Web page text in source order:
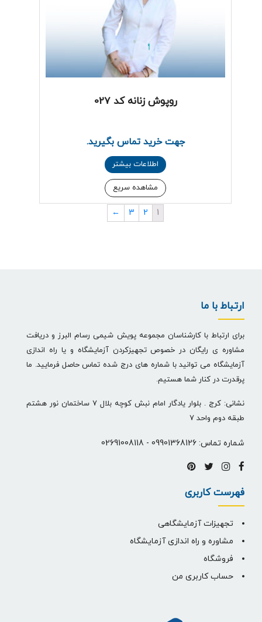
روپوش زنانه کد 027
جهت خرید تماس بگیرید.
اطلاعات بیشتر
مشاهده سریع
1
2
3
←
ارتباط با ما
برای ارتباط با کارشناسان مجموعه پویش شیمی رسام البرز و دریافت
مشاوره ی رایگان در خصوص تجهیزکردن آزمایشگاه و یا راه اندازی
آزمایشگاه می توانید با شماره های درج شده تماس حاصل فرمایید. ما
پرقدرت در کنار شما هستیم.
نشانی: کرج . بلوار یادگار امام نبش کوچه بلال 7 ساختمان نور هشتم
طبقه دوم واحد 7
شماره تماس: 09901368126
-
02691008118
فهرست کاربری
تجهیزات آزمایشگاهی
مشاوره و راه اندازی آزمایشگاه
فروشگاه
حساب کاربری من